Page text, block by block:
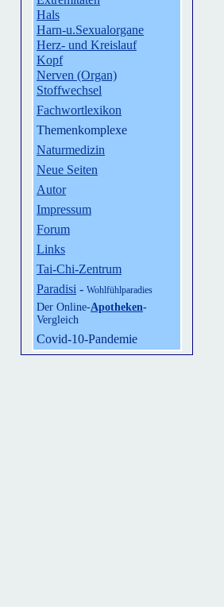
Hals
Harn-u.Sexualorgane
Herz- und Kreislauf
Kopf
Nerven (Organ)
Stoffwechsel
Fachwortlexikon
Themenkomplexe
Naturmedizin
Neue Seiten
Autor
Impressum
Forum
Links
Tai-Chi-Zentrum
Paradisi - Wohlfühlparadies
Der Online-Apotheken-
Vergleich
Covid-10-Pandemie